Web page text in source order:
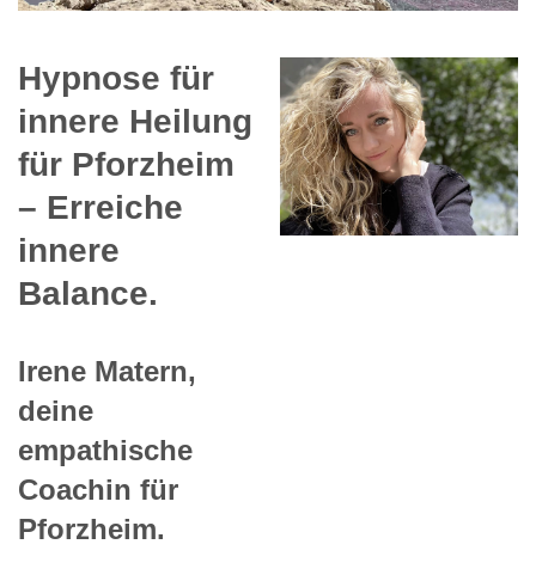
Hypnose für
innere Heilung
für Pforzheim
– Erreiche
innere
Balance.
Irene Matern,
deine
empathische
Coachin für
Pforzheim.